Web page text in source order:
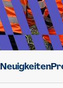
Neuigkeiten